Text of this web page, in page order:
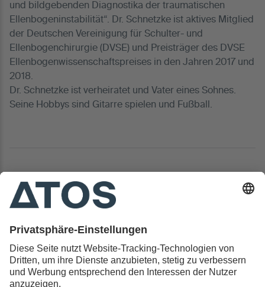
und bildgebenden Diagnostika der traumatischen
Ellenbogeninstabilität“. Dr. Schnetzke ist aktives Mitglied
der Deutschen Vereinigung für Schulter- und
Ellenbogenchirurgie (DVSE) und Preisträger des DVSE
Ellenbogenwissenschaftspreises in den Jahren 2017 und
2018.
Dr. Schnetzke ist verheiratet und Vater eines Sohnes.
Seine Hobbys sind Gitarre spielen und Fußball.